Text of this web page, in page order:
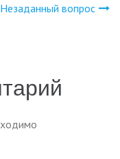
Незаданный вопрос